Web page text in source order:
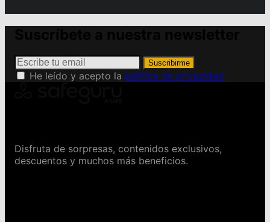
Suscribirme
He leído y acepto la política de privacidad
Disfruta de sorpresas, contenidos exclusivos,
descuentos y muchos más beneficios.